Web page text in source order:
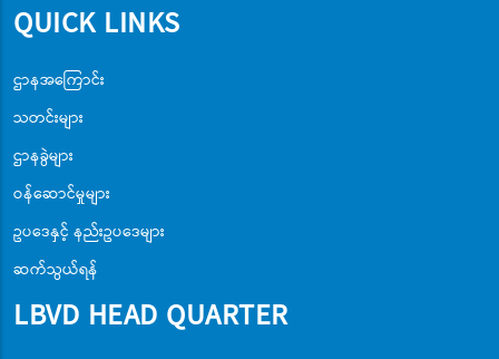
QUICK LINKS
ဌာနအကြောင်း
သတင်းများ
ဌာနခွဲများ
ဝန်ဆောင်မှုများ
ဥပဒေနှင့် နည်းဥပဒေများ
ဆက်သွယ်ရန်
LBVD HEAD QUARTER